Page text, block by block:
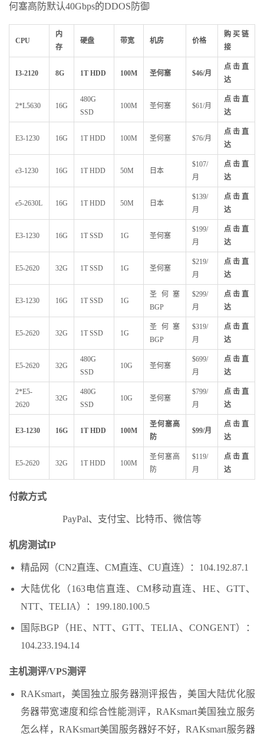
何塞高防默认40Gbps的DDOS防御
CPU
内
存
硬盘 带宽 机房 价格
购买链
接
I3-2120 8G 1T HDD 100M 圣何塞 $46/月
点击直
达
2*L5630 16G
480G
SSD
100M 圣何塞 $61/月
点击直
达
E3-1230 16G 1T HDD 100M 圣何塞 $76/月
点击直
达
e3-1230 16G 1T HDD 50M 日本
$107/
月
点击直
达
e5-2630L 16G 1T HDD 50M 日本
$139/
月
点击直
达
E3-1230 16G 1T SSD 1G 圣何塞
$199/
月
点击直
达
E5-2620 32G 1T SSD 1G 圣何塞
$219/
月
点击直
达
E3-1230 16G 1T SSD 1G
圣何塞
BGP
$299/
月
点击直
达
E5-2620 32G 1T SSD 1G
圣何塞
BGP
$319/
月
点击直
达
E5-2620 32G
480G
SSD
10G 圣何塞
$699/
月
点击直
达
2*E5-
2620
32G
480G
SSD
10G 圣何塞
$799/
月
点击直
达
E3-1230 16G 1T HDD 100M
圣何塞高
防
$99/月
点击直
达
E5-2620 32G 1T HDD 100M
圣何塞高
防
$119/
月
点击直
达
付款方式
PayPal、支付宝、比特币、微信等
机房测试IP
精品网（CN2直连、CM直连、CU直连）：104.192.87.1
大陆优化（163电信直连、CM移动直连、HE、GTT、
NTT、TELIA）：199.180.100.5
国际BGP（HE、NTT、GTT、TELIA、CONGENT）：
104.233.194.14
主机测评/VPS测评
RAKsmart，美国独立服务器测评报告，美国大陆优化服
务器带宽速度和综合性能测评，RAKsmart美国独立服务
怎么样，RAKsmart美国服务器好不好，RAKsmart服务器